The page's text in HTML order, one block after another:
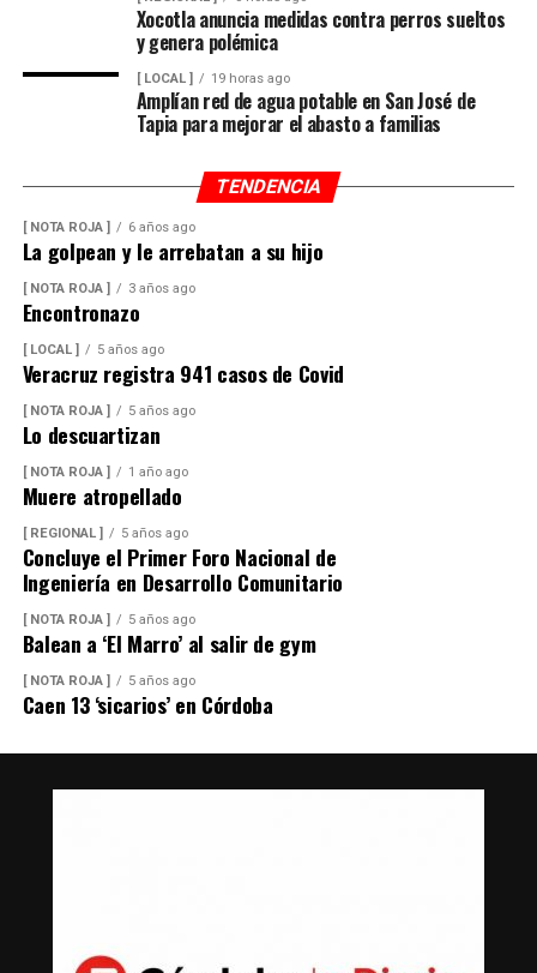
Xocotla anuncia medidas contra perros sueltos
y genera polémica
[ LOCAL ] 19 horas ago
Amplían red de agua potable en San José de
Tapia para mejorar el abasto a familias
TENDENCIA
[ NOTA ROJA ] 6 años ago
La golpean y le arrebatan a su hijo
[ NOTA ROJA ] 3 años ago
Encontronazo
[ LOCAL ] 5 años ago
Veracruz registra 941 casos de Covid
[ NOTA ROJA ] 5 años ago
Lo descuartizan
[ NOTA ROJA ] 1 año ago
Muere atropellado
[ REGIONAL ] 5 años ago
Concluye el Primer Foro Nacional de
Ingeniería en Desarrollo Comunitario
[ NOTA ROJA ] 5 años ago
Balean a ‘El Marro’ al salir de gym
[ NOTA ROJA ] 5 años ago
Caen 13 ‘sicarios’ en Córdoba